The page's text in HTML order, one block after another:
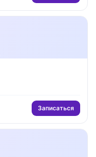
Записаться